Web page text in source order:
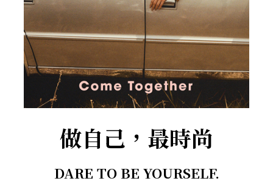
做自己，最時尚
DARE TO BE YOURSELF.